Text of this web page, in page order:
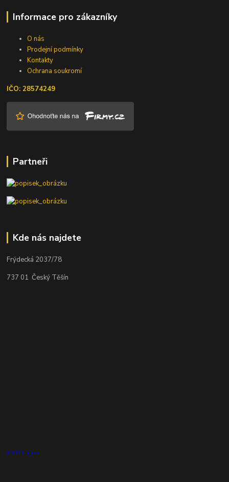
Informace pro zákazníky
O nás
Prodejní podmínky
Kontakty
Ochrana soukromí
IČO: 28574249
Partneři
Kde nás najdete
Frýdecká 2037/78
737 01 Český Těšín
Zvětšit mapu